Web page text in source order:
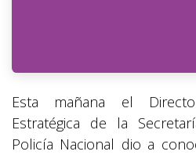
Esta mañana el
Estratégica de la
Policía Nacional dio a